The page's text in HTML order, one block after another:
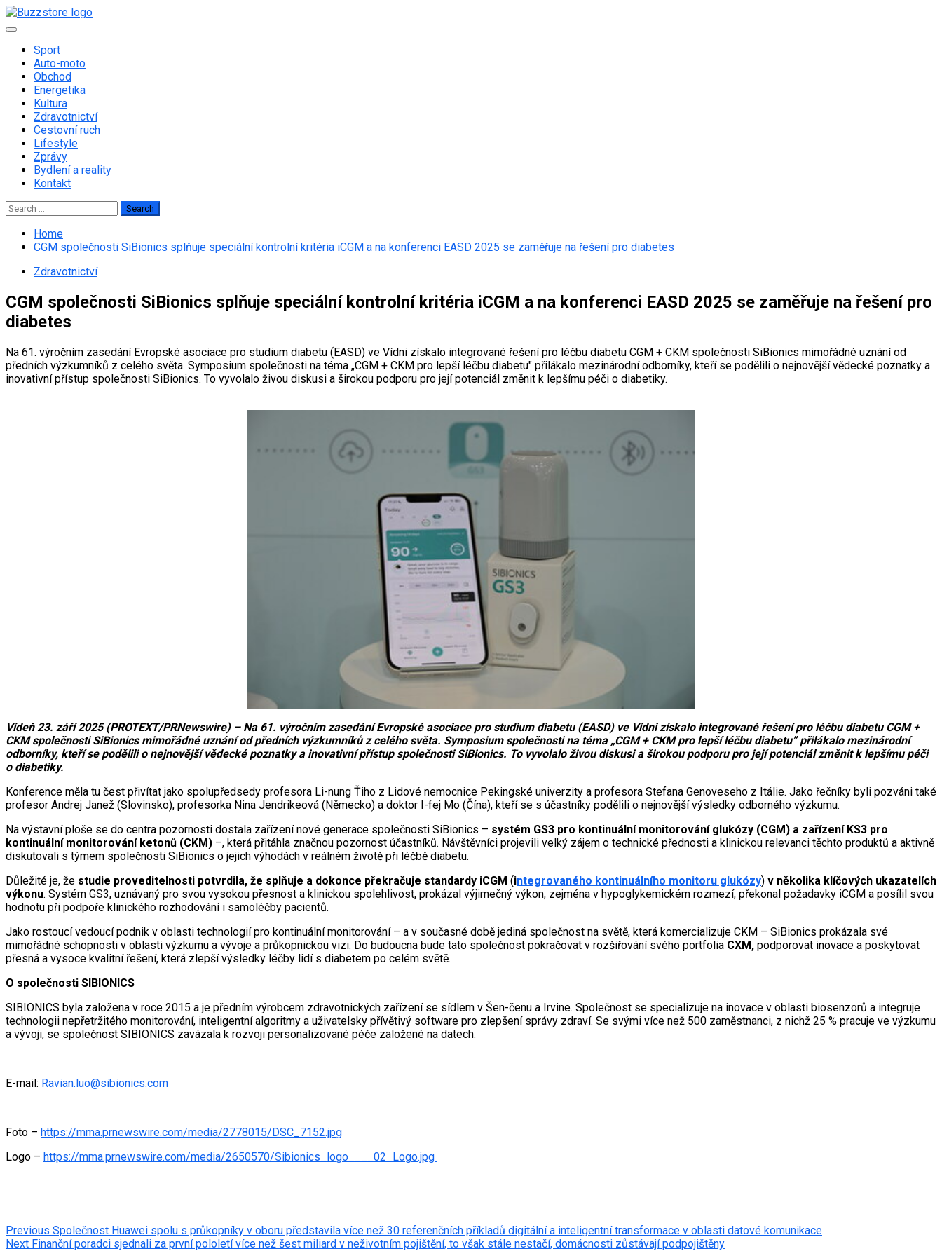
Skip
to
Primary
Sport
Auto-moto
Obchod
Energetika
Kultura
Zdravotnictví
Cestovní ruch
Lifestyle
Zprávy
Bydlení a reality
Kontakt
Search
for:
Home
CGM společnosti SiBionics splňuje speciální kontrolní kritéria iCGM a na konferenci EASD 2025 se zaměřuje na řešení pro diabetes
Zdravotnictví
CGM společnosti SiBionics splňuje speciální kontrolní kritéria iCGM a na konferenci EASD 2025 se zaměřuje na řešení pro
diabetes
Na 61. výročním zasedání Evropské asociace pro studium diabetu (EASD) ve Vídni získalo integrované řešení pro léčbu diabetu CGM + CKM společnosti SiBionics mimořádné uznání od
předních výzkumníků z celého světa. Symposium společnosti na téma „CGM + CKM pro lepší léčbu diabetu" přilákalo mezinárodní odborníky, kteří se podělili o nejnovější vědecké poznatky a
inovativní přístup společnosti SiBionics. To vyvolalo živou diskusi a širokou podporu pro její potenciál změnit k lepšímu péči o diabetiky.
Vídeň 23. září 2025 (PROTEXT/PRNewswire) – Na 61. výročním zasedání Evropské asociace pro studium diabetu (EASD) ve Vídni získalo integrované řešení pro léčbu diabetu CGM +
CKM společnosti SiBionics mimořádné uznání od předních výzkumníků z celého světa. Symposium společnosti na téma „CGM + CKM pro lepší léčbu diabetu” přilákalo mezinárodní
odborníky, kteří se podělili o nejnovější vědecké poznatky a inovativní přístup společnosti SiBionics. To vyvolalo živou diskusi a širokou podporu pro její potenciál změnit k lepšímu péči
o diabetiky.
Konference měla tu čest přivítat jako spolupředsedy profesora Li-nung Ťiho z Lidové nemocnice Pekingské univerzity a profesora Stefana Genoveseho z Itálie. Jako řečníky byli pozváni také
profesor Andrej Janež (Slovinsko), profesorka Nina Jendrikeová (Německo) a doktor I-fej Mo (Čína), kteří se s účastníky podělili o nejnovější výsledky odborného výzkumu.
Na výstavní ploše se do centra pozornosti dostala zařízení nové generace společnosti SiBionics – systém GS3 pro kontinuální monitorování glukózy (CGM) a zařízení KS3 pro
kontinuální monitorování ketonů (CKM) –, která přitáhla značnou pozornost účastníků. Návštěvníci projevili velký zájem o technické přednosti a klinickou relevanci těchto produktů a aktivně
diskutovali s týmem společnosti SiBionics o jejich výhodách v reálném životě při léčbě diabetu.
Důležité je, že studie proveditelnosti potvrdila, že splňuje a dokonce překračuje standardy iCGM (integrovaného kontinuálního monitoru glukózy) v několika klíčových ukazatelích
výkonu. Systém GS3, uznávaný pro svou vysokou přesnost a klinickou spolehlivost, prokázal výjimečný výkon, zejména v hypoglykemickém rozmezí, překonal požadavky iCGM a posílil svou
hodnotu při podpoře klinického rozhodování i samoléčby pacientů.
Jako rostoucí vedoucí podnik v oblasti technologií pro kontinuální monitorování – a v současné době jediná společnost na světě, která komercializuje CKM – SiBionics prokázala své
mimořádné schopnosti v oblasti výzkumu a vývoje a průkopnickou vizi. Do budoucna bude tato společnost pokračovat v rozšiřování svého portfolia CXM, podporovat inovace a poskytovat
přesná a vysoce kvalitní řešení, která zlepší výsledky léčby lidí s diabetem po celém světě.
O společnosti SIBIONICS
SIBIONICS byla založena v roce 2015 a je předním výrobcem zdravotnických zařízení se sídlem v Šen-čenu a Irvine. Společnost se specializuje na inovace v oblasti biosenzorů a integruje
technologii nepřetržitého monitorování, inteligentní algoritmy a uživatelsky přívětivý software pro zlepšení správy zdraví. Se svými více než 500 zaměstnanci, z nichž 25 % pracuje ve výzkumu
a vývoji, se společnost SIBIONICS zavázala k rozvoji personalizované péče založené na datech.
E-mail: Ravian.luo@sibionics.com
Foto – https://mma.prnewswire.com/media/2778015/DSC_7152.jpg
Logo – https://mma.prnewswire.com/media/2650570/Sibionics_logo____02_Logo.jpg
Post
Previous Společnost Huawei spolu s průkopníky v oboru představila více než 30 referenčních příkladů digitální a inteligentní transformace v oblasti datové komunikace
Next Finanční poradci sjednali za první pololetí více než šest miliard v neživotním pojištění, to však stále nestačí, domácnosti zůstávají podpojištěny